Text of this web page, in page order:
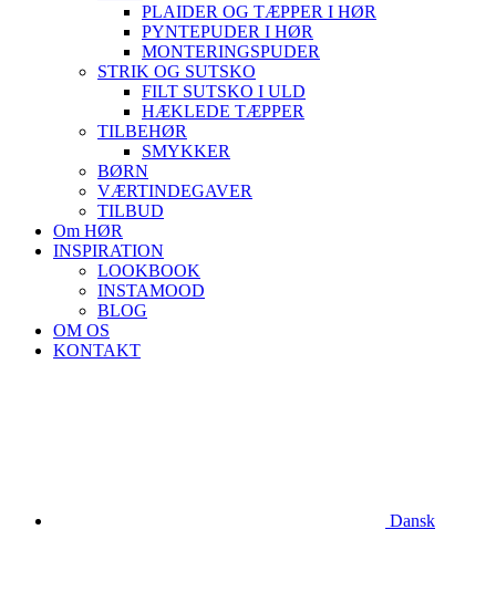
PLAIDER OG TÆPPER I HØR
PYNTEPUDER I HØR
MONTERINGSPUDER
STRIK OG SUTSKO
FILT SUTSKO I ULD
HÆKLEDE TÆPPER
TILBEHØR
SMYKKER
BØRN
VÆRTINDEGAVER
TILBUD
Om HØR
INSPIRATION
LOOKBOOK
INSTAMOOD
BLOG
OM OS
KONTAKT
Dansk